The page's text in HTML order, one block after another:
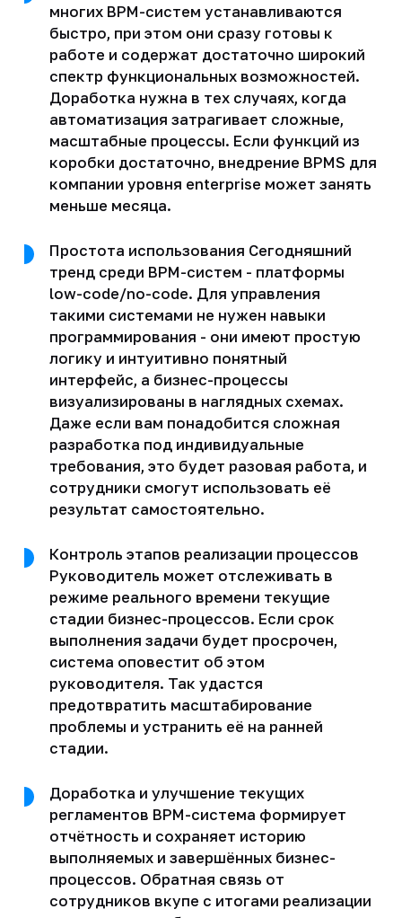
многих BPM-систем устанавливаются
быстро, при этом они сразу готовы к
работе и содержат достаточно широкий
спектр функциональных возможностей.
Доработка нужна в тех случаях, когда
автоматизация затрагивает сложные,
масштабные процессы. Если функций из
коробки достаточно, внедрение BPMS для
компании уровня enterprise может занять
меньше месяца.
Простота использования Сегодняшний
тренд среди BPM-систем - платформы
low-code/no-code. Для управления
такими системами не нужен навыки
программирования - они имеют простую
логику и интуитивно понятный
интерфейс, а бизнес-процессы
визуализированы в наглядных схемах.
Даже если вам понадобится сложная
разработка под индивидуальные
требования, это будет разовая работа, и
сотрудники смогут использовать её
результат самостоятельно.
Контроль этапов реализации процессов
Руководитель может отслеживать в
режиме реального времени текущие
стадии бизнес-процессов. Если срок
выполнения задачи будет просрочен,
система оповестит об этом
руководителя. Так удастся
предотвратить масштабирование
проблемы и устранить её на ранней
стадии.
Доработка и улучшение текущих
регламентов BPM-система формирует
отчётность и сохраняет историю
выполняемых и завершённых бизнес-
процессов. Обратная связь от
сотрудников вкупе с итогами реализации